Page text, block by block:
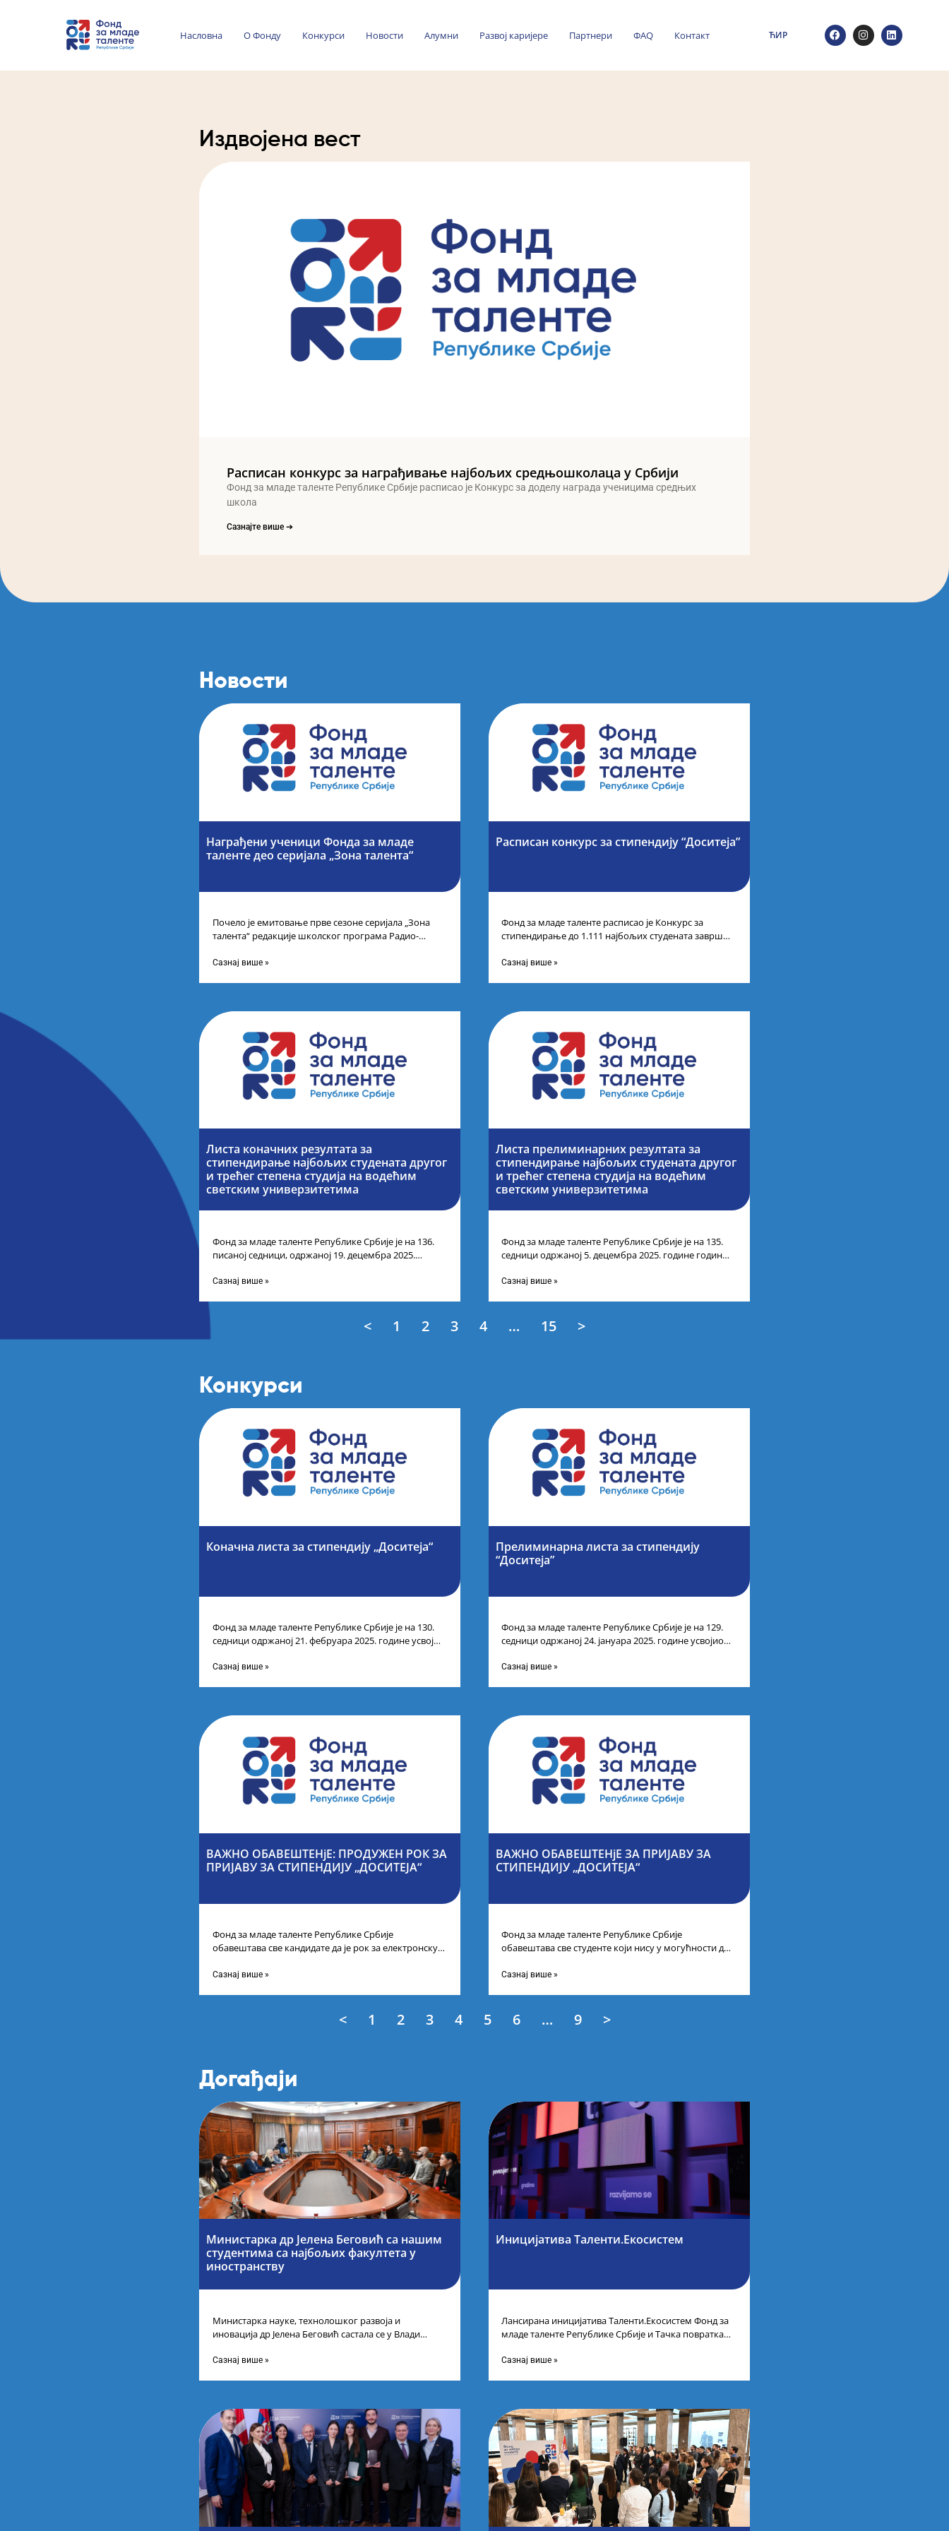
Насловна О Фонду Конкурси Новости Алумни Развој каријере Партнери ФАQ Контакт ЋИР
Издвојена вест
Расписан конкурс за награђивање најбољих средњошколаца у Србији
Фонд за младе таленте Републике Србије расписао је Конкурс за доделу награда ученицима средњих
школа
Сазнајте више ➔
Новости
Награђени ученици Фонда за младе
таленте део серијала „Зона талента“
Почело је емитовање прве сезоне серијала „Зона
талента“ редакције школског програма Радио-
каналу
Сазнај више »
Расписан конкурс за стипендију “Доситеја”
Фонд за младе таленте расписао је Конкурс за
стипендирање до 1.111 најбољих студената завршне
Сазнај више »
Листа коначних резултата за
стипендирање најбољих студената другог
и трећег степена студија на водећим
светским универзитетима
Фонд за младе таленте Републике Србије је на 136.
писаној седници, одржаној 19. децембра 2025.
Сазнај више »
Листа прелиминарних резултата за
стипендирање најбољих студената другог
и трећег степена студија на водећим
светским универзитетима
Фонд за младе таленте Републике Србије је на 135.
седници одржаној 5. децембра 2025. године године
Сазнај више »
< 1 2 3 4 … 15 >
Конкурси
Коначна листа за стипендију „Доситеја“
Фонд за младе таленте Републике Србије је на 130.
седници одржаној 21. фебруара 2025. године усвојио
Сазнај више »
Прелиминарна листа за стипендију
“Доситеја”
Фонд за младе таленте Републике Србије је на 129.
седници одржаној 24. јануара 2025. године усвојио
Сазнај више »
ВАЖНО ОБАВЕШТЕНјЕ: ПРОДУЖЕН РОК ЗА
ПРИЈАВУ ЗА СТИПЕНДИЈУ „ДОСИТЕЈА“
Фонд за младе таленте Републике Србије
обавештава све кандидате да је рок за електронску
Сазнај више »
ВАЖНО ОБАВЕШТЕНјЕ ЗА ПРИЈАВУ ЗА
СТИПЕНДИЈУ „ДОСИТЕЈА“
Фонд за младе таленте Републике Србије
обавештава све студенте који нису у могућности да
Сазнај више »
< 1 2 3 4 5 6 … 9 >
Догађаји
Министарка др Јелена Беговић са нашим
студентима са најбољих факултета у
иностранству
Министарка науке, технолошког развоја и
иновација др Јелена Беговић састала се у Влади
Сазнај више »
Иницијатива Таленти.Екосистем
Лансирана иницијатива Таленти.Екосистем Фонд за
младе таленте Републике Србије и Тачка повратка
догађају су се
Сазнај више »